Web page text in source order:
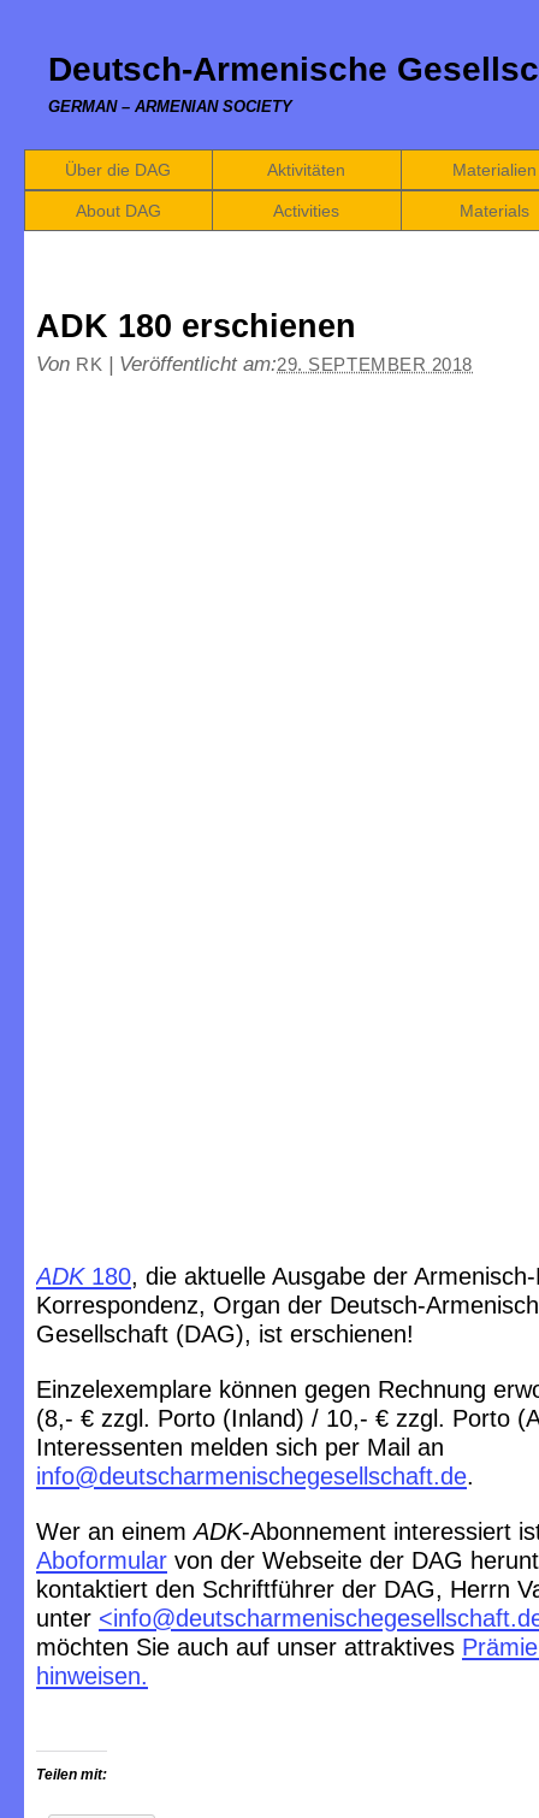
Deutsch-Armenische
GERMAN – ARMENIAN SOCIETY
Über die DAG Aktivitäten Materialien
About DAG Activities Materials
ADK 180 erschienen
Von RK | Veröffentlicht am:29. SEPTEMBER 2018
ADK180, die aktuelle Ausgabe der
Korrespondenz, Organ der Deutsch-
Gesellschaft (DAG), ist erschienen!
Einzelexemplare können gegen Rechnung
(8,- € zzgl. Porto (Inland) / 10,- € zzgl. Porto
Interessenten melden sich per Mail an
info@deutscharmenischegesellschaft.de.
Wer an einemADK-Abonnement interessiert
Aboformular von der Webseite der DAG
kontaktiert den Schriftführer der DAG, Herrn
unter <
möchten Sie auch auf unser attraktives
hinweisen.
Teilen mit: